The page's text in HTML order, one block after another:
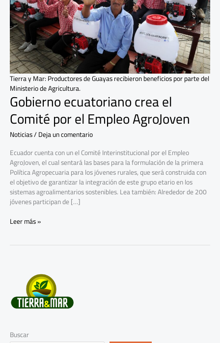
Gobierno ecuatoriano crea el
Comité por el Empleo AgroJoven
Noticias/Deja un comentario
Ecuador cuenta con un el Comité Interinstitucional por el Empleo
AgroJoven, el cual sentará las bases para la formulación de la primera
Política Agropecuaria para los jóvenes rurales, que será construida con
el objetivo de garantizar la integración de este grupo etario en los
sistemas agroalimentarios sostenibles. Lea también: Alrededor de 200
jóvenes participan de […]
Empleo
AgroJoven
Leer más »
Tierra y Mar: Productores de Guayas recibieron beneficios por parte del
Ministerio de Agricultura.
Buscar